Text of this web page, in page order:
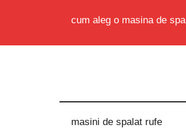
cum aleg o masina de
masini de spalat rufe